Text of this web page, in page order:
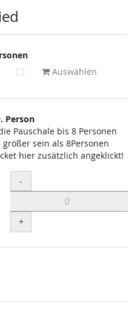
Auswählen
Person
Pauschale bis 8 Personen
sein als 8Personen
hier zusätzlich angeklickt!
Menge
-
+